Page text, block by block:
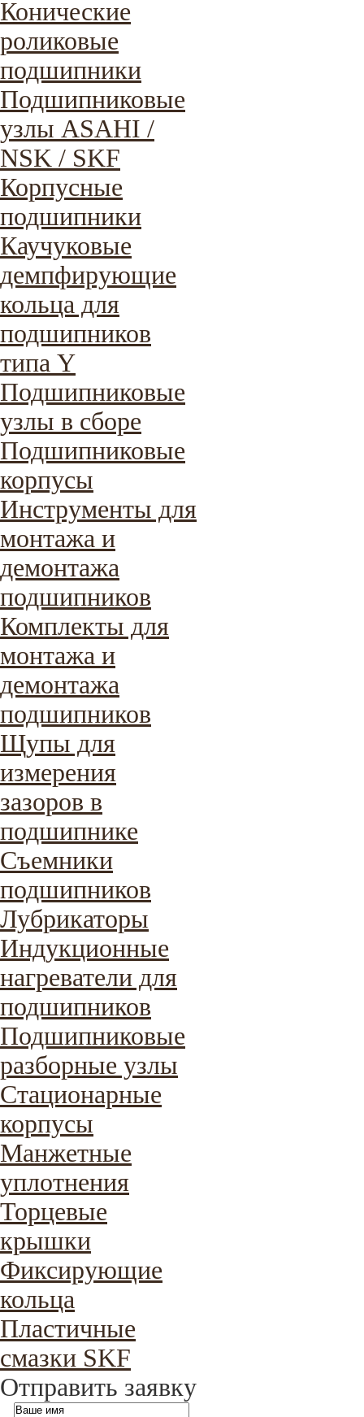
Конические
роликовые
подшипники
Подшипниковые
узлы ASAHI /
NSK / SKF
Корпусные
подшипники
Каучуковые
демпфирующие
кольца для
подшипников
типа Y
Подшипниковые
узлы в сборе
Подшипниковые
корпусы
Инструменты для
монтажа и
демонтажа
подшипников
Комплекты для
монтажа и
демонтажа
подшипников
Щупы для
измерения
зазоров в
подшипнике
Съемники
подшипников
Лубрикаторы
Индукционные
нагреватели для
подшипников
Подшипниковые
разборные узлы
Стационарные
корпусы
Манжетные
уплотнения
Торцевые
крышки
Фиксирующие
кольца
Пластичные
смазки SKF
Отправить заявку